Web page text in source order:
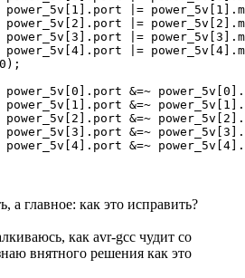
power_5v[4].port &=~
а главное: как это исправить?
как avr-gcc чудит со
внятного решения как это